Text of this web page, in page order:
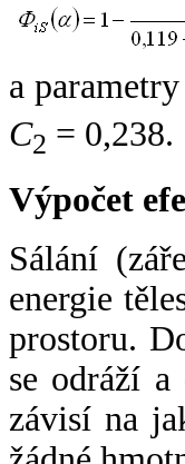
a
C2 = 0,238.
Výpočet
Sálání
energie
prostoru.
se odráží a
závisí na